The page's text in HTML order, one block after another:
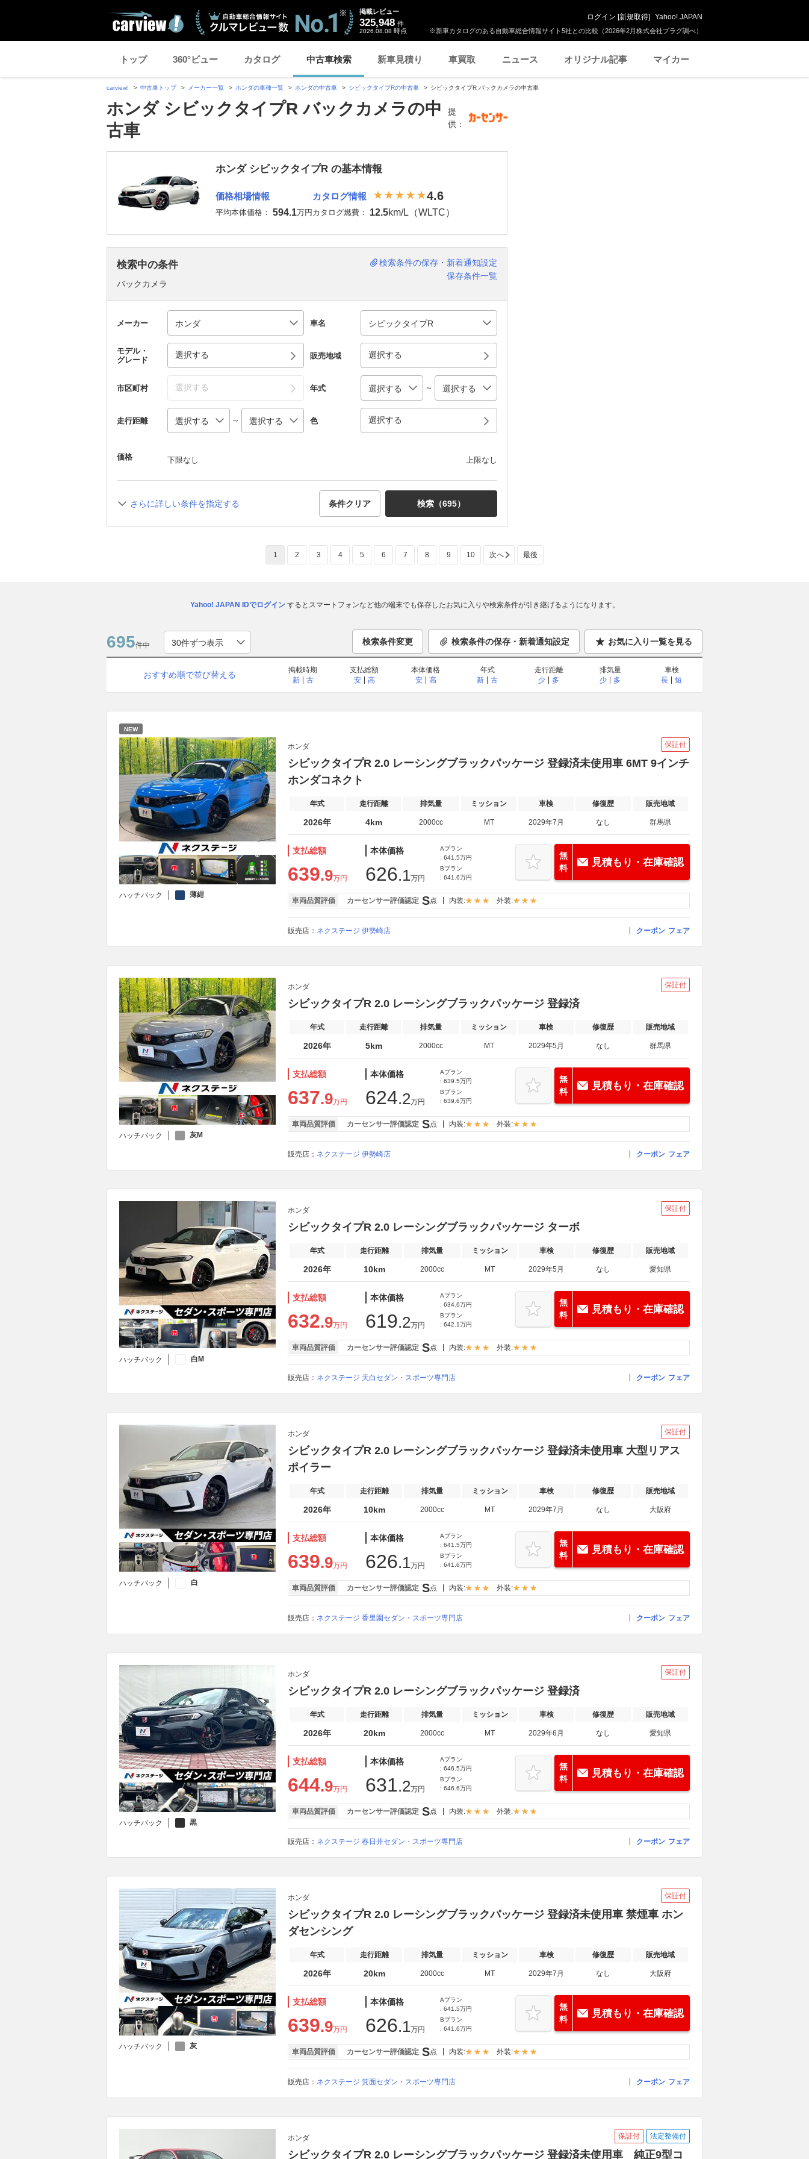
※新車カタログのある自動車総合情報サイト5社との比較（2026年2月株式会社プラグ調べ）
掲載レビュー
325,948 件
2026.08.08 時点
ログイン [新規取得] Yahoo! JAPAN
トップ 360°ビュー カタログ 中古車検索 新車見積り 車買取 ニュース オリジナル記事 マイカー
carview! 中古車トップ メーカー一覧 ホンダの車種一覧 ホンダの中古車 シビックタイプRの中古車 シビックタイプR バックカメラの中古車
ホンダ シビックタイプR バックカメラの中
古車
提
供：
ホンダ シビックタイプR の基本情報
価格相場情報
平均本体価格： 594.1万円
カタログ情報 4.6
カタログ燃費： 12.5km/L（WLTC）
検索中の条件
バックカメラ
検索条件の保存・新着通知設定
保存条件一覧
メーカー 車名
モデル・
グレード
選択する 販売地域 選択する
市区町村 選択する 年式 ～
走行距離 ～ 色 選択する
価格 下限なし 上限なし
さらに詳しい条件を指定する 条件クリア 検索（695）
1 2 3 4 5 6 7 8 9 10 次へ 最後
Yahoo! JAPAN IDでログインするとスマートフォンなど他の端末でも保存したお気に入りや検索条件が引き継げるようになります。
695件中 検索条件変更 検索条件の保存・新着通知設定 お気に入り一覧を見る
おすすめ順で並び替える
掲載時期
新
古
支払総額
安
高
本体価格
安
高
年式
新
古
走行距離
少
多
排気量
少
多
車検
長
短
NEW
ハッチバック 薄紺
ホンダ 保証付
シビックタイプR 2.0 レーシングブラックパッケージ 登録済未使用車 6MT 9インチ
ホンダコネクト
年式 走行距離 排気量 ミッション 車検 修復歴 販売地域
2026年 4km 2000cc MT 2029年7月 なし 群馬県
支払総額
639.9万円
本体価格
626.1万円
Aプラン
: 641.5万円
Bプラン
: 641.6万円
無
料
見積もり・在庫確認
車両品質評価 カーセンサー評価認定 S点 内装: 外装:
販売店： ネクステージ 伊勢崎店 クーポン フェア
ハッチバック 灰M
ホンダ 保証付
シビックタイプR 2.0 レーシングブラックパッケージ 登録済
年式 走行距離 排気量 ミッション 車検 修復歴 販売地域
2026年 5km 2000cc MT 2029年5月 なし 群馬県
支払総額
637.9万円
本体価格
624.2万円
Aプラン
: 639.5万円
Bプラン
: 639.6万円
無
料
見積もり・在庫確認
車両品質評価 カーセンサー評価認定 S点 内装: 外装:
販売店： ネクステージ 伊勢崎店 クーポン フェア
ハッチバック 白M
ホンダ 保証付
シビックタイプR 2.0 レーシングブラックパッケージ ターボ
年式 走行距離 排気量 ミッション 車検 修復歴 販売地域
2026年 10km 2000cc MT 2029年5月 なし 愛知県
支払総額
632.9万円
本体価格
619.2万円
Aプラン
: 634.6万円
Bプラン
: 642.1万円
無
料
見積もり・在庫確認
車両品質評価 カーセンサー評価認定 S点 内装: 外装:
販売店： ネクステージ 天白セダン・スポーツ専門店 クーポン フェア
ハッチバック 白
ホンダ 保証付
シビックタイプR 2.0 レーシングブラックパッケージ 登録済未使用車 大型リアス
ポイラー
年式 走行距離 排気量 ミッション 車検 修復歴 販売地域
2026年 10km 2000cc MT 2029年7月 なし 大阪府
支払総額
639.9万円
本体価格
626.1万円
Aプラン
: 641.5万円
Bプラン
: 641.6万円
無
料
見積もり・在庫確認
車両品質評価 カーセンサー評価認定 S点 内装: 外装:
販売店： ネクステージ 香里園セダン・スポーツ専門店 クーポン フェア
ハッチバック 黒
ホンダ 保証付
シビックタイプR 2.0 レーシングブラックパッケージ 登録済
年式 走行距離 排気量 ミッション 車検 修復歴 販売地域
2026年 20km 2000cc MT 2029年6月 なし 愛知県
支払総額
644.9万円
本体価格
631.2万円
Aプラン
: 646.5万円
Bプラン
: 646.6万円
無
料
見積もり・在庫確認
車両品質評価 カーセンサー評価認定 S点 内装: 外装:
販売店： ネクステージ 春日井セダン・スポーツ専門店 クーポン フェア
ハッチバック 灰
ホンダ 保証付
シビックタイプR 2.0 レーシングブラックパッケージ 登録済未使用車 禁煙車 ホン
ダセンシング
年式 走行距離 排気量 ミッション 車検 修復歴 販売地域
2026年 20km 2000cc MT 2029年7月 なし 大阪府
支払総額
639.9万円
本体価格
626.1万円
Aプラン
: 641.5万円
Bプラン
: 641.6万円
無
料
見積もり・在庫確認
車両品質評価 カーセンサー評価認定 S点 内装: 外装:
販売店： ネクステージ 箕面セダン・スポーツ専門店 クーポン フェア
ホンダ 保証付 法定整備付
シビックタイプR 2.0 レーシングブラックパッケージ 登録済未使用車 純正9型コ